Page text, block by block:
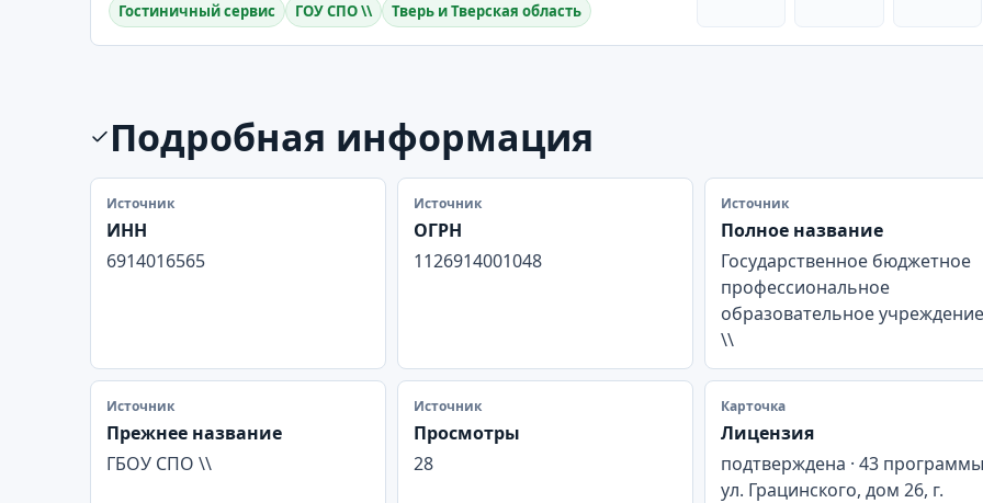
Гостиничный сервис
ГОУ СПО \\ Тверь и Тверская область
Подробная информация
Источник
ИНН
6914016565
Источник
ОГРН
1126914001048
Источник
Полное название
Государственное бюджетное
профессиональное
образовательное учреждение
\\
Источник
Прежнее название
ГБОУ СПО \\
Источник
Просмотры
28
Карточка
Лицензия
подтверждена · 43 программы
ул. Грацинского, дом 26, г.